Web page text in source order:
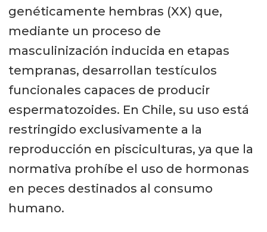
genéticamente hembras (XX) que,
mediante un proceso de
masculinización inducida en etapas
tempranas, desarrollan testículos
funcionales capaces de producir
espermatozoides. En Chile, su uso está
restringido exclusivamente a la
reproducción en pisciculturas, ya que la
normativa prohíbe el uso de hormonas
en peces destinados al consumo
humano.